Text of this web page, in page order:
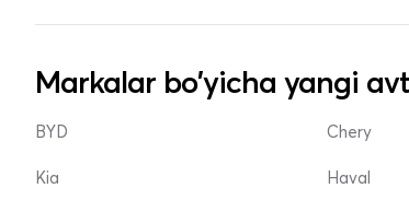
Markalar bo'yicha yangi
BYD
Kia
Chery
Haval